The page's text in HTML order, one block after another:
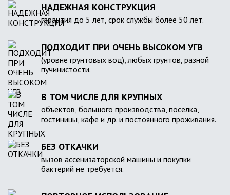
НАДЕЖНАЯ КОНСТРУКЦИЯ
гарантия до 5 лет, срок службы более 50 лет.
ПОДХОДИТ ПРИ ОЧЕНЬ ВЫСОКОМ УГВ
(уровне грунтовых вод), любых грунтов, разной
пучинистости.
В ТОМ ЧИСЛЕ ДЛЯ КРУПНЫХ
объектов, большого производства, поселка,
гостиницы, кафе и др. и постоянного проживания.
БЕЗ ОТКАЧКИ
вызов ассенизаторской машины и покупки
бактерий не требуется.